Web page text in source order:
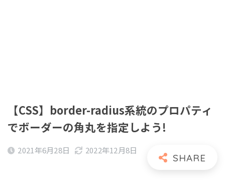
【CSS】border-radius系統のプロパティ
でボーダーの角丸を指定しよう!
2021年6月28日 2022年12月8日